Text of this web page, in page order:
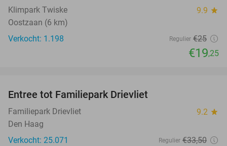
Klimpark Twiske 9.9 star
Oostzaan (6 km)
Verkocht: 1.198
Regulier €25
€19,25
Entree tot Familiepark Drievliet
Familiepark Drievliet 9.2 star
Den Haag
Verkocht: 25.071
Regulier €33,50